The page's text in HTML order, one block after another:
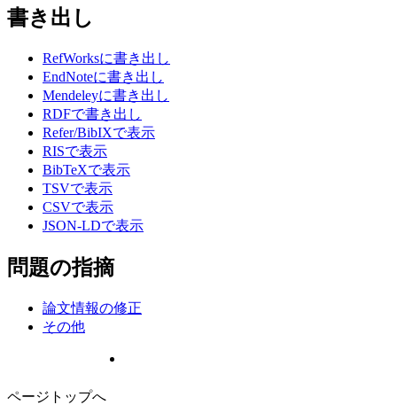
書き出し
RefWorksに書き出し
EndNoteに書き出し
Mendeleyに書き出し
RDFで書き出し
Refer/BibIXで表示
RISで表示
BibTeXで表示
TSVで表示
CSVで表示
JSON-LDで表示
問題の指摘
論文情報の修正
その他
ページトップへ